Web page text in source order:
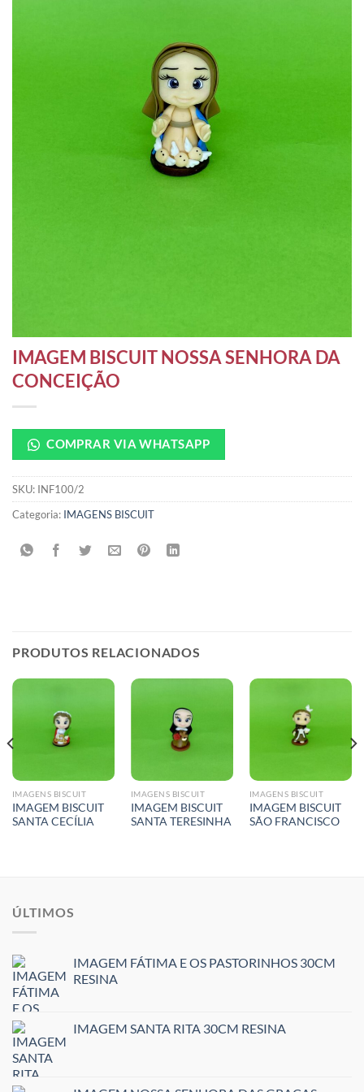
IMAGEM BISCUIT NOSSA SENHORA DA
CONCEIÇÃO
COMPRAR VIA WHATSAPP
SKU: INF100/2
Categoria: IMAGENS BISCUIT
PRODUTOS RELACIONADOS
IMAGENS BISCUIT
IMAGEM BISCUIT
SANTA CECÍLIA
IMAGENS BISCUIT
IMAGEM BISCUIT
SANTA TERESINHA
IMAGENS BISCUIT
IMAGEM BISCUIT
SÃO FRANCISCO
ÚLTIMOS
IMAGEM FÁTIMA E OS PASTORINHOS 30CM
RESINA
IMAGEM SANTA RITA 30CM RESINA